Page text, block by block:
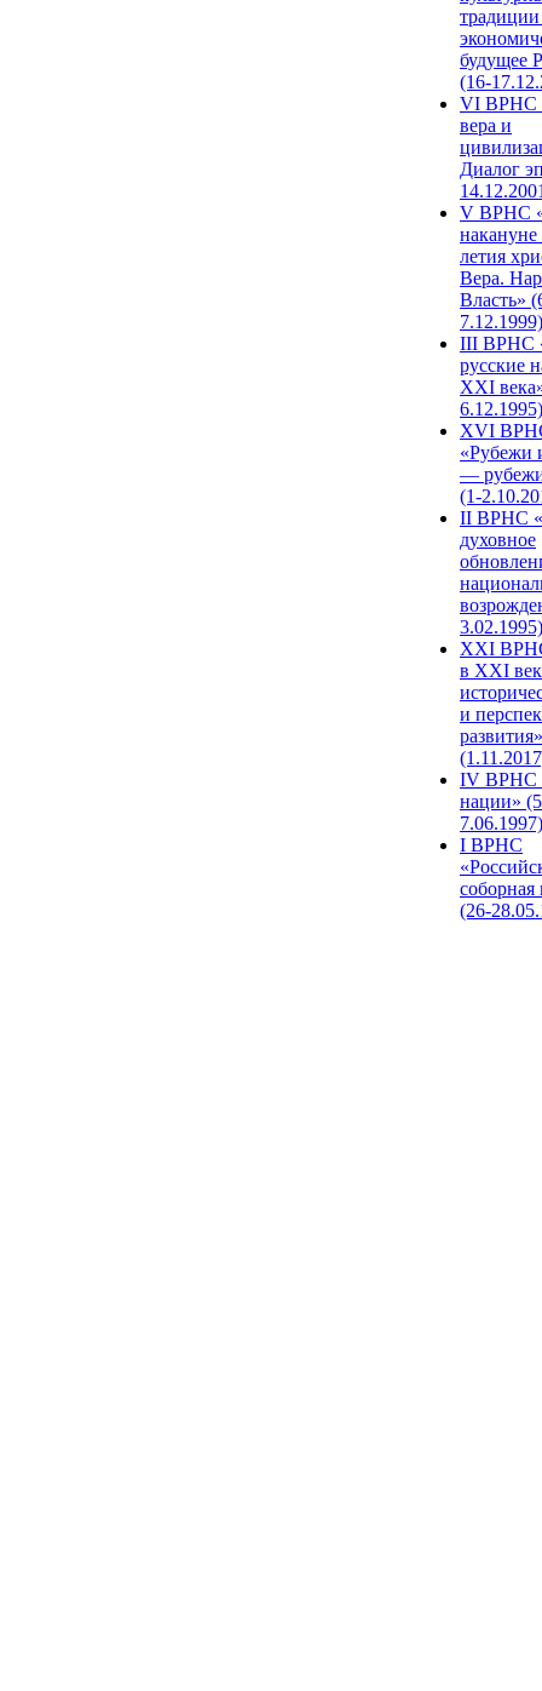
будущее
(16-
VI ВРНС
вера и
Диалог
V ВРНС
накануне
летия
Вера.
Власть»
7.12.1999)
III ВРНС
русские
XXI
6.12.1995)
XVI
«Рубежи
—
(1-
II ВРНС
духовное
3.02.1995)
XХI
в XXI
и
развития»
IV ВРНС
нации»
7.06.1997)
I ВРНС
(26-